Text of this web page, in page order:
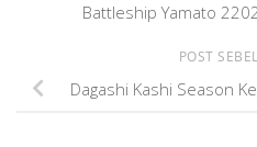
Battleship Yamato
POST
Dagashi Kashi Season